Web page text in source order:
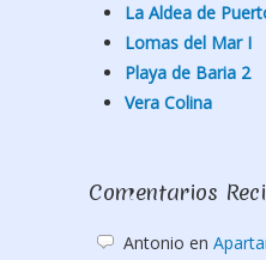
La Aldea de
Lomas del Mar I
Playa de Baria 2
Vera Colina
Comentarios
Antonio en